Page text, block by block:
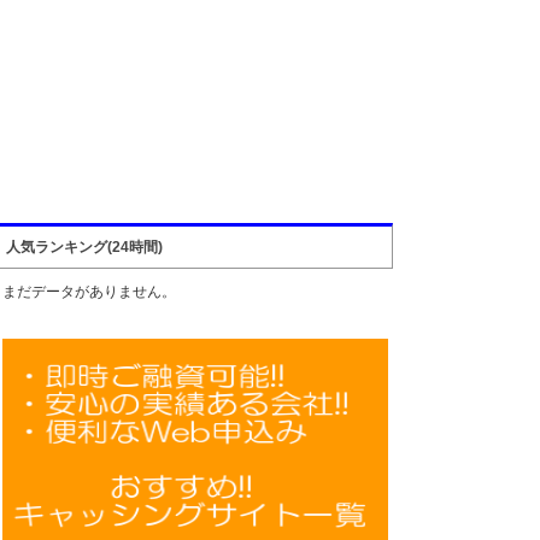
人気ランキング(24時間)
まだデータがありません。